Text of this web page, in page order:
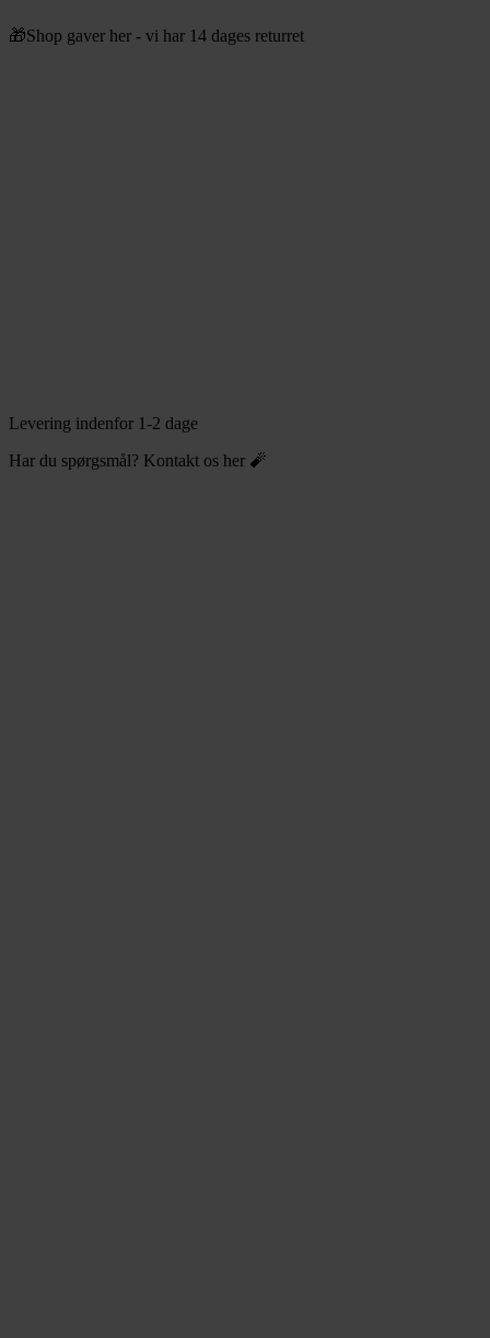
til
🎁Shop gaver her - vi har 14 dages returret
Levering indenfor 1-2 dage
Har du spørgsmål? Kontakt os her 🧨